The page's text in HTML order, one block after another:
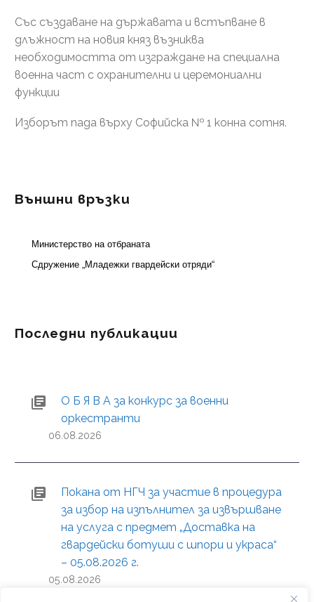
Със създаване на държавата и встъпване в
длъжност на новия княз възниква
необходимостта от изграждане на специална
военна част с охранителни и церемониални
функции
Изборът пада върху Софийска № 1 конна сотня.
Външни връзки
Министерство на отбраната
Сдружение „Младежки гвардейски отряди“
Последни публикации
О Б Я В А за конкурс за военни
оркестранти
06.08.2026
Покана от НГЧ за участие в процедура
за избор на изпълнител за извършване
на услуга с предмет „Доставка на
гвардейски ботуши с шпори и украса“
– 05.08.2026 г.
05.08.2026